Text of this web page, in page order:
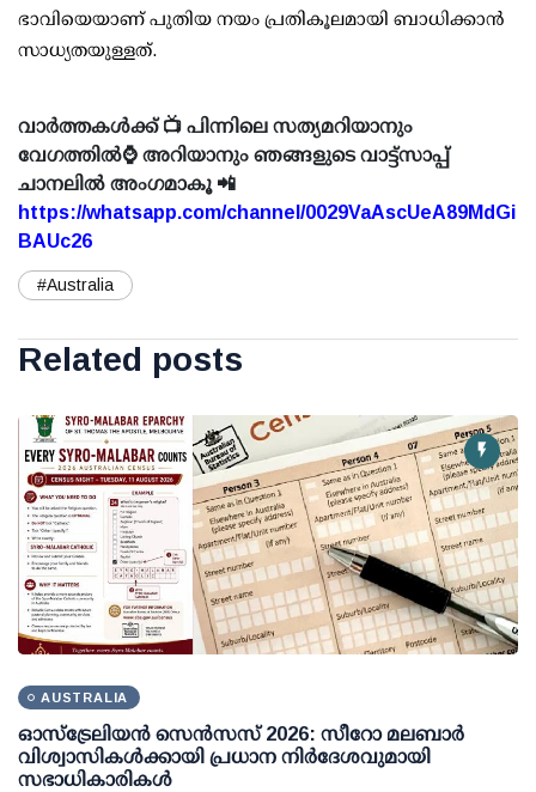
ഭാവിയെയാണ് പുതിയ നയം പ്രതികൂലമായി ബാധിക്കാൻ
സാധ്യതയുള്ളത്.
വാർത്തകൾക്ക് 📺 പിന്നിലെ സത്യമറിയാനും
വേഗത്തിൽ⌚ അറിയാനും ഞങ്ങളുടെ വാട്ട്സാപ്പ്
ചാനലിൽ അംഗമാകൂ 📲
https://whatsapp.com/channel/0029VaAscUeA89MdGi
BAUc26
#Australia
Related posts
AUSTRALIA
ഓസ്ട്രേലിയൻ സെൻസസ് 2026: സീറോ മലബാർ
വിശ്വാസികൾക്കായി പ്രധാന നിർദേശവുമായി
സഭാധികാരികൾ